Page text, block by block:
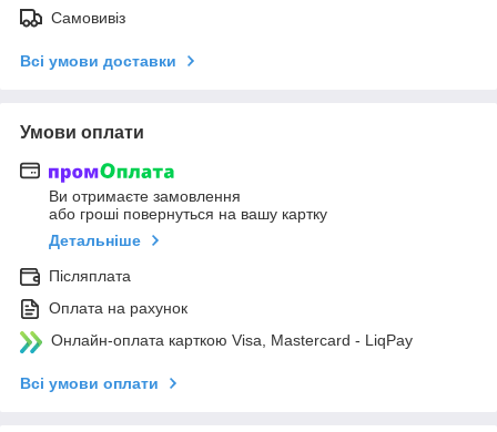
Самовивіз
Всі умови доставки
Умови оплати
Ви отримаєте замовлення
або гроші повернуться на вашу картку
Детальніше
Післяплата
Оплата на рахунок
Онлайн-оплата карткою Visa, Mastercard - LiqPay
Всі умови оплати